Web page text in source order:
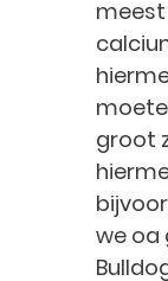
groot
we oa